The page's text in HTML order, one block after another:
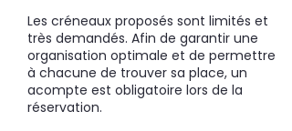
Les créneaux proposés sont limités et
très demandés. Afin de garantir une
organisation optimale et de permettre
à chacune de trouver sa place, un
acompte est obligatoire lors de la
réservation.